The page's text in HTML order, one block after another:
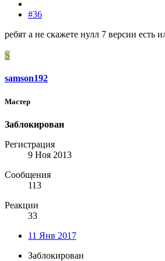
#36
ребят а не скажете нулл 7 версии есть
S
samson192
Мастер
Заблокирован
Регистрация
9 Ноя 2013
Сообщения
113
Реакции
33
11 Янв 2017
Заблокирован